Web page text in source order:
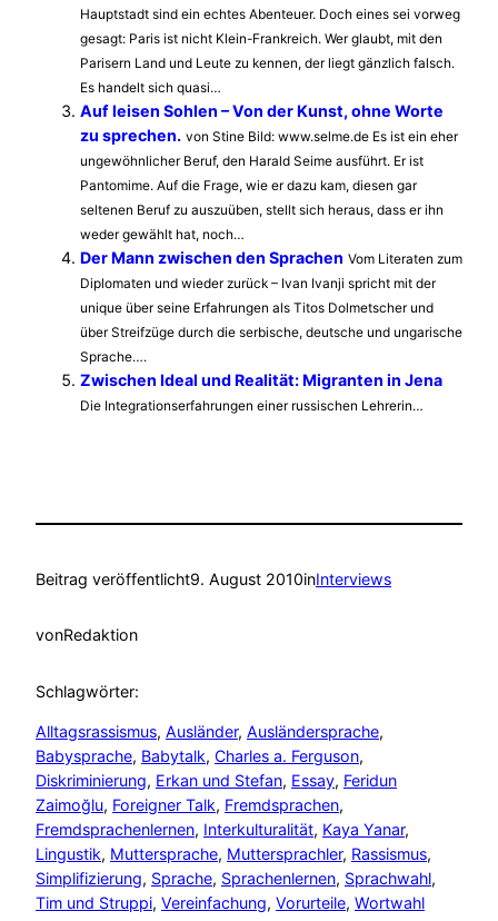
Hauptstadt sind ein echtes Abenteuer. Doch eines sei vorweg
gesagt: Paris ist nicht Klein-Frankreich. Wer glaubt, mit den
Parisern Land und Leute zu kennen, der liegt gänzlich falsch.
Es handelt sich quasi…
Auf leisen Sohlen – Von der Kunst, ohne Worte
zu sprechen. von Stine Bild: www.selme.de Es ist ein eher
ungewöhnlicher Beruf, den Harald Seime ausführt. Er ist
Pantomime. Auf die Frage, wie er dazu kam, diesen gar
seltenen Beruf zu auszuüben, stellt sich heraus, dass er ihn
weder gewählt hat, noch…
Der Mann zwischen den Sprachen Vom Literaten zum
Diplomaten und wieder zurück – Ivan Ivanji spricht mit der
unique über seine Erfahrungen als Titos Dolmetscher und
über Streifzüge durch die serbische, deutsche und ungarische
Sprache….
Zwischen Ideal und Realität: Migranten in Jena
Die Integrationserfahrungen einer russischen Lehrerin…
Beitrag veröffentlicht9. August 2010inInterviews
vonRedaktion
Schlagwörter:
Alltagsrassismus, Ausländer, Ausländersprache
Babysprache, Babytalk, Charles a. Ferguson
Diskriminierung, Erkan und Stefan, Essay, Feridun
Zaimoğlu, Foreigner Talk, Fremdsprachen
Fremdsprachenlernen, Interkulturalität, Kaya Yanar
Lingustik, Muttersprache, Muttersprachler, Rassismus
Simplifizierung, Sprache, Sprachenlernen, Sprachwahl
Tim und Struppi, Vereinfachung, Vorurteile, Wortwahl